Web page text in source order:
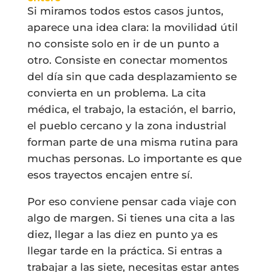
Si miramos todos estos casos juntos,
aparece una idea clara: la movilidad útil
no consiste solo en ir de un punto a
otro. Consiste en conectar momentos
del día sin que cada desplazamiento se
convierta en un problema. La cita
médica, el trabajo, la estación, el barrio,
el pueblo cercano y la zona industrial
forman parte de una misma rutina para
muchas personas. Lo importante es que
esos trayectos encajen entre sí.
Por eso conviene pensar cada viaje con
algo de margen. Si tienes una cita a las
diez, llegar a las diez en punto ya es
llegar tarde en la práctica. Si entras a
trabajar a las siete, necesitas estar antes